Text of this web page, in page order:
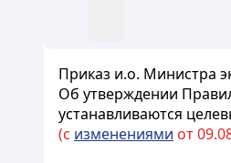
Приказ и.о. Министра
Об утверждении
устанавливаются
(с изменениями от